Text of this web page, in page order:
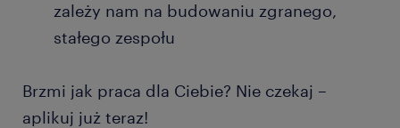
zależy nam na budowaniu zgranego,
stałego zespołu
Brzmi jak praca dla Ciebie? Nie czekaj –
aplikuj już teraz!